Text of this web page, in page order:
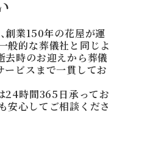
創業150年の花屋が運
般的な葬儀社と同じよ
去時のお迎えから葬儀
ービスまで一貫してお
24時間365日承ってお
安心してご相談くださ